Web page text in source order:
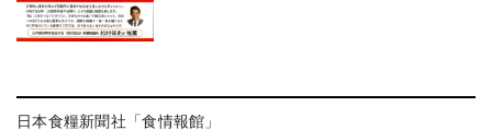
日本食糧新聞社「食情報館」